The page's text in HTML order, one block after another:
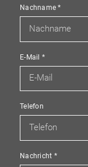
Nachname*
E-Mail *
Telefon
Nachricht *